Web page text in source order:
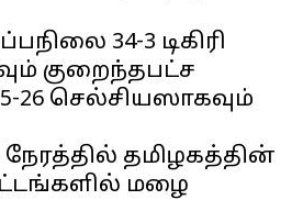
34-3 டிகிரி
குறைந்தபட்ச
26 செல்சியஸாகவும்
தமிழகத்தின்
மழை